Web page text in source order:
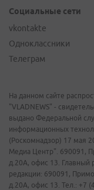
Социальные сети
vkontakte
Одноклассники
Телеграм
На данном сайте
"VLADNEWS" -
выдано Федеральной
информационных
(Роскомнадзор) 17 мая
Медиа Центр". 690091,
д.20А, офис 13.
редакции: 690091,
д.20А, офис 13. Тел.: +7